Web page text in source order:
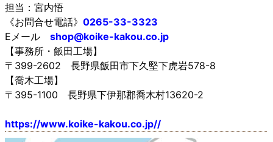
担当：宮内悟
《お問合せ電話》 0265-33-3323
Eメール shop@koike-kakou.co.jp
【事務所・飯田工場】
〒399-2602 長野県飯田市下久堅下虎岩578-8
【喬木工場】
〒395-1100 長野県下伊那郡喬木村13620-2
https://www.koike-kakou.co.jp//